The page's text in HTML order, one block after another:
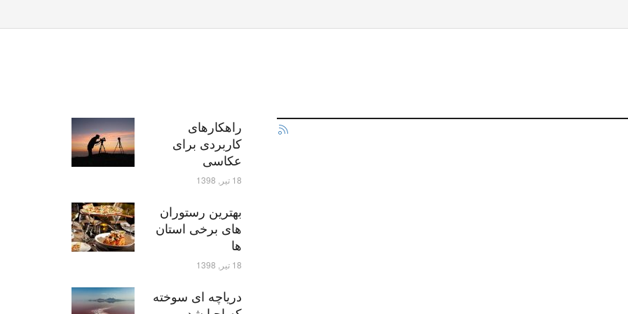
راهکارهای
کاربردی برای
عکاسی
18 تیر, 1398
بهترین رستوران
های برخی استان
ها
18 تیر, 1398
دریاچه ای سوخته